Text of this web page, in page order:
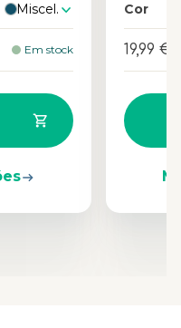
Miscel.
Em stock
Cor
19,99 €